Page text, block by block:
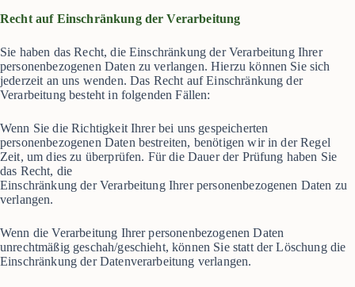
Recht auf Einschränkung der Verarbeitung
Sie haben das Recht, die Einschränkung der Verarbeitung Ihrer
personenbezogenen Daten zu verlangen. Hierzu können Sie sich
jederzeit an uns wenden. Das Recht auf Einschränkung der
Verarbeitung besteht in folgenden Fällen:
Wenn Sie die Richtigkeit Ihrer bei uns gespeicherten
personenbezogenen Daten bestreiten, benötigen wir in der Regel
Zeit, um dies zu überprüfen. Für die Dauer der Prüfung haben Sie
das Recht, die
Einschränkung der Verarbeitung Ihrer personenbezogenen Daten zu
verlangen.
Wenn die Verarbeitung Ihrer personenbezogenen Daten
unrechtmäßig geschah/geschieht, können Sie statt der Löschung die
Einschränkung der Datenverarbeitung verlangen.